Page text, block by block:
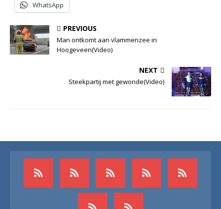
WhatsApp
PREVIOUS
Man ontkomt aan vlammenzee in
Hoogeveen(Video)
NEXT
Steekpartij met gewonde(Video)